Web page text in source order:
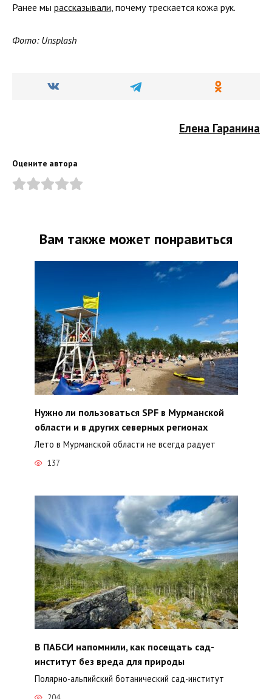
Ранее мы рассказывали , почему трескается кожа рук.
Фото: Unsplash
Елена Гаранина
Оцените автора
Вам также может понравиться
Нужно ли пользоваться SPF в Мурманской
области и в других северных регионах
Лето в Мурманской области не всегда радует
137
В ПАБСИ напомнили, как посещать сад-
институт без вреда для природы
Полярно-альпийский ботанический сад-институт